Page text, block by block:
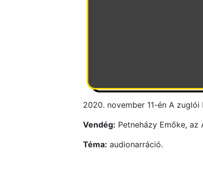
2020. november 11-én A
Vendég: Petneházy Emőke, az
Téma: audionarráció.